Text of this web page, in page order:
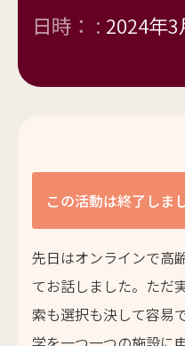
日時： : 2024年
この活動は終了しま
先日はオンラインで高
てお話しました。ただ
索も選択も決して容易